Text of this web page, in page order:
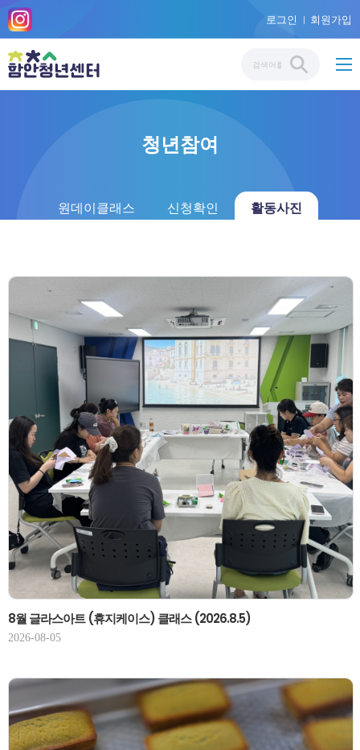
로그인 회원가입
청년참여
원데이클래스 신청확인 활동사진
8월 글라스아트 (휴지케이스) 클래스 (2026.8.5)
2026-08-05